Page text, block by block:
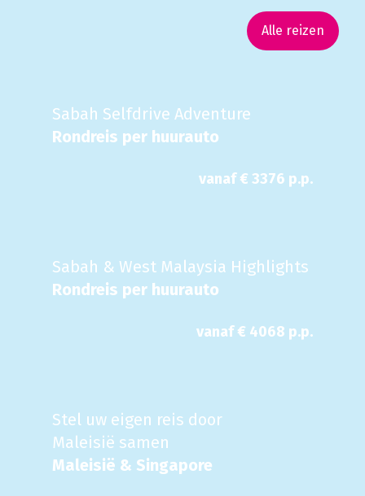
Alle reizen
Sabah Selfdrive Adventure
Rondreis per huurauto
vanaf € 3376 p.p.
Sabah & West Malaysia Highlights
Rondreis per huurauto
vanaf € 4068 p.p.
Stel uw eigen reis door
Maleisië samen
Maleisië & Singapore